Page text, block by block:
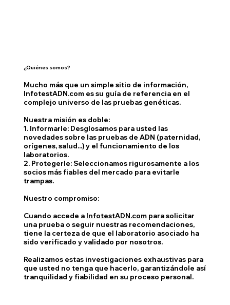
¿Quiénes somos?
Mucho más que un simple sitio de información,
InfotestADN.com es su guía de referencia en el
complejo universo de las pruebas genéticas.
Nuestra misión es doble:
1. Informarle: Desglosamos para usted las
novedades sobre las pruebas de ADN (paternidad,
orígenes, salud...) y el funcionamiento de los
laboratorios.
2. Protegerle: Seleccionamos rigurosamente a los
socios más fiables del mercado para evitarle
trampas.
Nuestro compromiso:
Cuando accede a InfotestADN.compara solicitar
una prueba o seguir nuestras recomendaciones,
tiene la certeza de que el laboratorio asociado ha
sido verificado y validado por nosotros.
Realizamos estas investigaciones exhaustivas para
que usted no tenga que hacerlo, garantizándole así
tranquilidad y fiabilidad en su proceso personal.